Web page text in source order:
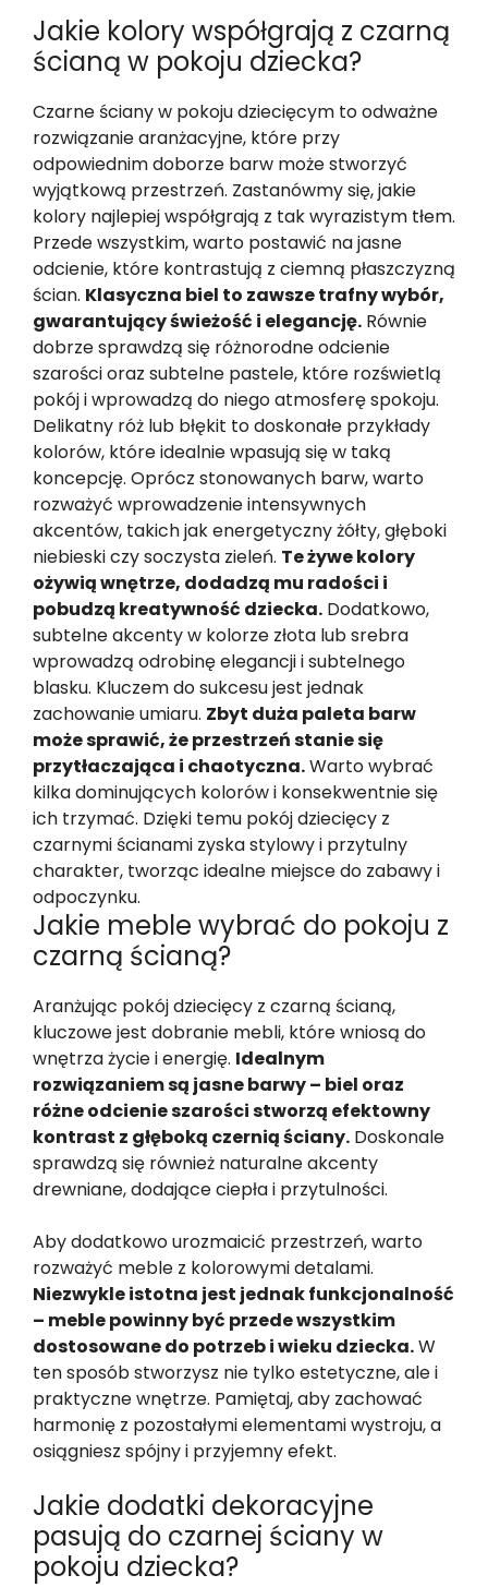
Jakie kolory współgrają z czarną
ścianą w pokoju dziecka?
Czarne ściany w pokoju dziecięcym to odważne
rozwiązanie aranżacyjne, które przy
odpowiednim doborze barw może stworzyć
wyjątkową przestrzeń. Zastanówmy się, jakie
kolory najlepiej współgrają z tak wyrazistym tłem.
Przede wszystkim, warto postawić na jasne
odcienie, które kontrastują z ciemną płaszczyzną
ścian. Klasyczna biel to zawsze trafny wybór,
gwarantujący świeżość i elegancję. Równie
dobrze sprawdzą się różnorodne odcienie
szarości oraz subtelne pastele, które rozświetlą
pokój i wprowadzą do niego atmosferę spokoju.
Delikatny róż lub błękit to doskonałe przykłady
kolorów, które idealnie wpasują się w taką
koncepcję. Oprócz stonowanych barw, warto
rozważyć wprowadzenie intensywnych
akcentów, takich jak energetyczny żółty, głęboki
niebieski czy soczysta zieleń. Te żywe kolory
ożywią wnętrze, dodadzą mu radości i
pobudzą kreatywność dziecka. Dodatkowo,
subtelne akcenty w kolorze złota lub srebra
wprowadzą odrobinę elegancji i subtelnego
blasku. Kluczem do sukcesu jest jednak
zachowanie umiaru. Zbyt duża paleta barw
może sprawić, że przestrzeń stanie się
przytłaczająca i chaotyczna.Warto wybrać
kilka dominujących kolorów i konsekwentnie się
ich trzymać. Dzięki temu pokój dziecięcy z
czarnymi ścianami zyska stylowy i przytulny
charakter, tworząc idealne miejsce do zabawy i
odpoczynku.
Jakie meble wybrać do pokoju z
czarną ścianą?
Aranżując pokój dziecięcy z czarną ścianą,
kluczowe jest dobranie mebli, które wniosą do
wnętrza życie i energię. Idealnym
rozwiązaniem są jasne barwy – biel oraz
różne odcienie szarości stworzą efektowny
kontrast z głęboką czernią ściany. Doskonale
sprawdzą się również naturalne akcenty
drewniane, dodające ciepła i przytulności.
Aby dodatkowo urozmaicić przestrzeń, warto
rozważyć meble z kolorowymi detalami.
Niezwykle istotna jest jednak funkcjonalność
– meble powinny być przede wszystkim
dostosowane do potrzeb i wieku dziecka.W
ten sposób stworzysz nie tylko estetyczne, ale i
praktyczne wnętrze. Pamiętaj, aby zachować
harmonię z pozostałymi elementami wystroju, a
osiągniesz spójny i przyjemny efekt.
Jakie dodatki dekoracyjne
pasują do czarnej ściany w
pokoju dziecka?